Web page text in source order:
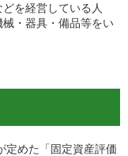
を経営している人
・器具・備品等をい
めた「固定資産評価